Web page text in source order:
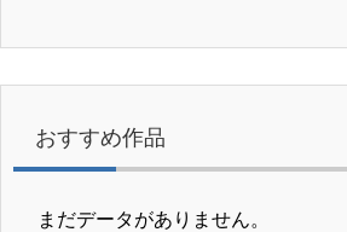
おすすめ作品
まだデータがありません。